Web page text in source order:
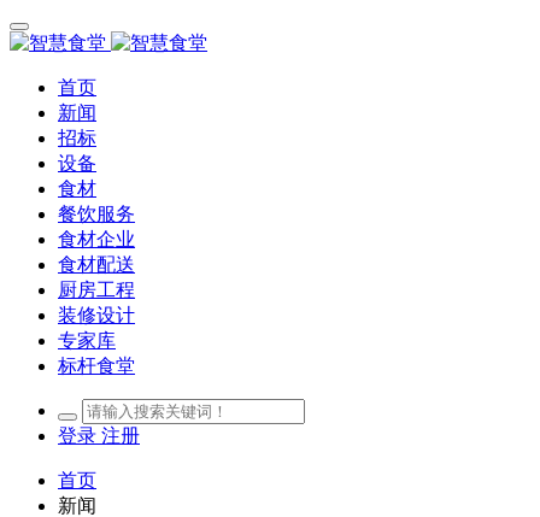
首页
新闻
招标
设备
食材
餐饮服务
食材企业
食材配送
厨房工程
装修设计
专家库
标杆食堂
登录 注册
首页
新闻